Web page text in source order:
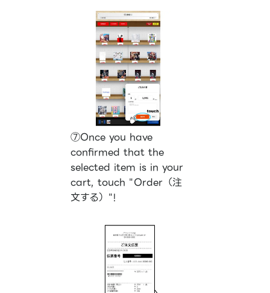
⑦Once you have
confirmed that the
selected item is in your
cart, touch "Order（注
文する）"!